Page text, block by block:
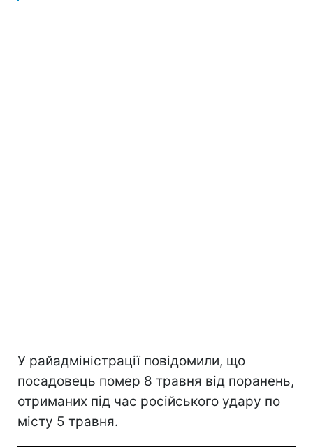
У райадміністрації повідомили, що
посадовець помер 8 травня від поранень,
отриманих під час російського удару по
місту 5 травня.